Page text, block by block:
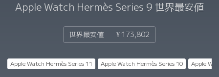
Apple Watch Hermès Series 9 世界最安値
世界最安値 ¥ 173,802
Apple Watch Hermès Series 11 Apple Watch Hermès Series 10 Apple